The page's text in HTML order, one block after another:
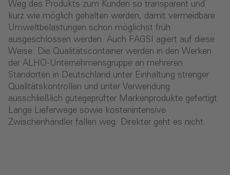
Weg des Produkts zum Kunden so transparent und
kurz wie möglich gehalten werden, damit vermeidbare
Umweltbelastungen schon möglichst früh
ausgeschlossen werden. Auch FAGSI agiert auf diese
Weise: Die Qualitätscontainer werden in den Werken
der ALHO-Unternehmensgruppe an mehreren
Standorten in Deutschland unter Einhaltung strenger
Qualitätskontrollen und unter Verwendung
ausschließlich gütegeprüfter Markenprodukte gefertigt.
Lange Lieferwege sowie kostenintensive
Zwischenhändler fallen weg. Direkter geht es nicht.